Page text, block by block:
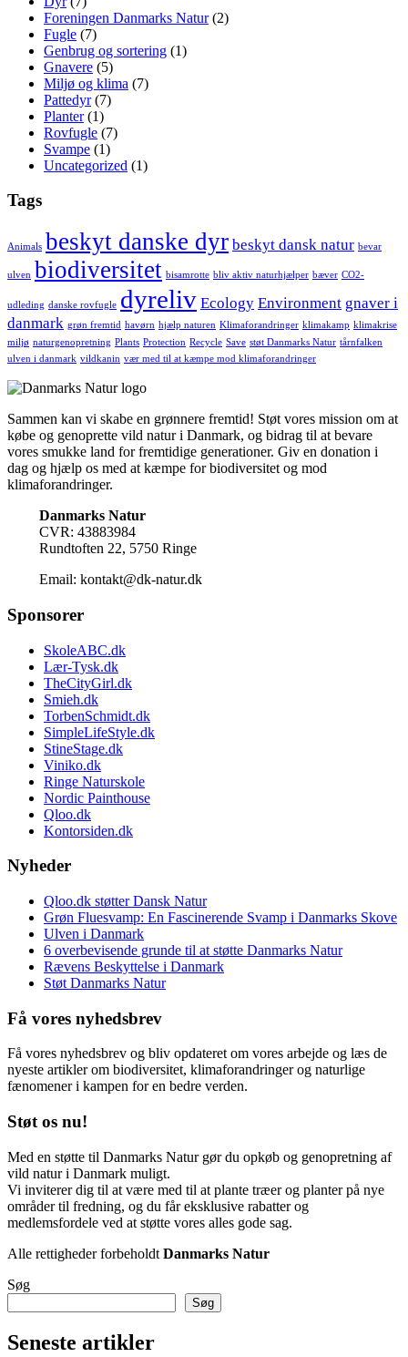
Foreningen Danmarks Natur(2)
Fugle (7)
Genbrug og sortering (1)
Gnavere (5)
Miljø og klima (7)
Pattedyr(7)
Planter(1)
Rovfugle (7)
Svampe (1)
Uncategorized (1)
Tags
Animals beskyt danske dyr beskyt dansk natur bevar
ulven biodiversitet bisamrotte bliv aktiv naturhjælper bæver CO2-
udleding danske rovfugle dyreliv Ecology Environment gnaver i
danmark grøn fremtid havørn hjælp naturen Klimaforandringer klimakamp klimakrise
miljø naturgenopretning Plants Protection Recycle Save støt Danmarks Natur tårnfalken
ulven i danmark vildkanin vær med til at kæmpe mod klimaforandringer
Sammen kan vi skabe en grønnere fremtid! Støt vores mission om at
købe og genoprette vild natur i Danmark, og bidrag til at bevare
vores smukke land for fremtidige generationer. Giv en donation i
dag og hjælp os med at kæmpe for biodiversitet og mod
klimaforandringer.
Danmarks Natur
CVR: 43883984
Rundtoften 22, 5750 Ringe
Email: kontakt@dk-natur.dk
Sponsorer
SkoleABC.dk
Lær-Tysk.dk
TheCityGirl.dk
Smieh.dk
TorbenSchmidt.dk
SimpleLifeStyle.dk
StineStage.dk
Viniko.dk
Ringe Naturskole
Nordic Painthouse
Qloo.dk
Kontorsiden.dk
Nyheder
Qloo.dk støtter Dansk Natur
Grøn Fluesvamp: En Fascinerende Svamp i Danmarks Skove
Ulven i Danmark
6 overbevisende grunde til at støtte Danmarks Natur
Rævens Beskyttelse i Danmark
Støt Danmarks Natur
Få vores nyhedsbrev
Få vores nyhedsbrev og bliv opdateret om vores arbejde og læs de
nyeste artikler om biodiversitet, klimaforandringer og naturlige
fænomener i kampen for en bedre verden.
Støt os nu!
Med en støtte til Danmarks Natur gør du opkøb og genopretning af
vild natur i Danmark muligt.
Vi inviterer dig til at være med til at plante træer og planter på nye
områder til fredning, og du får eksklusive rabatter og
medlemsfordele ved at støtte vores alles gode sag.
Alle rettigheder forbeholdt Danmarks Natur
Søg
Søg
Seneste artikler